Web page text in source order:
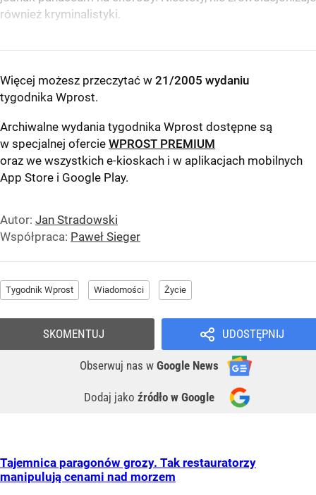
również kryminalistyki.
Więcej możesz przeczytać w 21/2005 wydaniu
tygodnika Wprost.
Archiwalne wydania tygodnika Wprost dostępne są
w specjalnej ofercie WPROST PREMIUM
oraz we wszystkich e-kioskach i w aplikacjach mobilnych
App Store i Google Play.
Autor: Jan Stradowski
Współpraca: Paweł Sieger
Tygodnik Wprost Wiadomości Życie
UDOSTĘPNIJ
Obserwuj nas w Google News
Dodaj jako źródło w Google
SKOMENTUJ
Tajemnica paragonów grozy. Tak restauratorzy
manipulują cenami nad morzem